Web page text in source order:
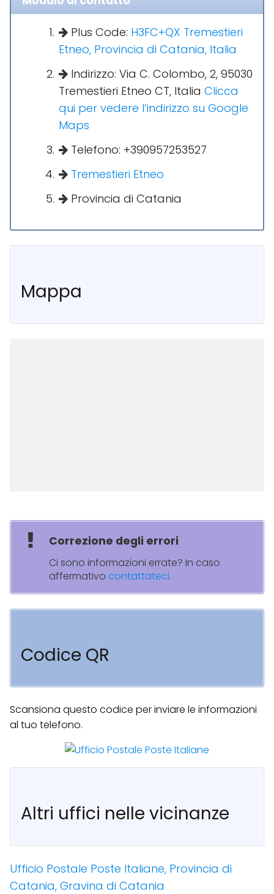
Plus Code: H3FC+QX Tremestieri
Etneo, Provincia di Catania, Italia
Indirizzo: Via C. Colombo, 2, 95030
Tremestieri Etneo CT, Italia Clicca
qui per vedere l’indirizzo su Google
Maps
Telefono: +390957253527
Tremestieri Etneo
Provincia di Catania
Mappa
Correzione degli errori
Ci sono informazioni errate? In caso
affermativo contattateci.
Codice QR
Scansiona questo codice per inviare le informazioni
al tuo telefono.
Altri uffici nelle vicinanze
Ufficio Postale Poste Italiane, Provincia di
Catania, Gravina di Catania